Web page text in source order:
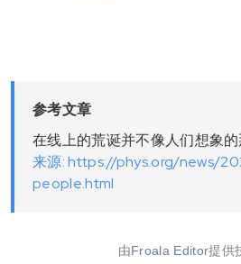
参考文章
在线上的荒诞并不像人们想象
来源: https://phys.org/news/
people.html
由Froala Editor提供